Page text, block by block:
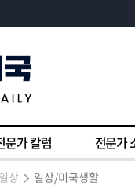
문가 칼럼 전문가
상 일상/미국생활